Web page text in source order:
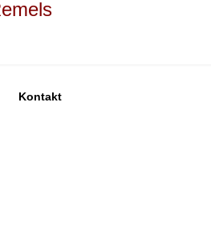
Kontakt